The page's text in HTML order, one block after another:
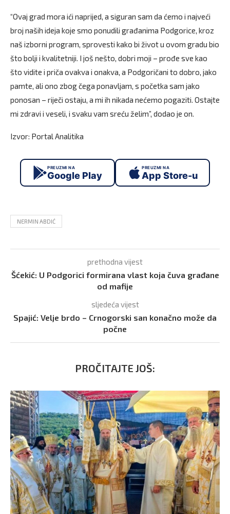
“Ovaj grad mora ići naprijed, a siguran sam da ćemo i najveći
broj naših ideja koje smo ponudili građanima Podgorice, kroz
naš izborni program, sprovesti kako bi život u ovom gradu bio
što bolji i kvalitetniji. I još nešto, dobri moji – prođe sve kao
što vidite i priča ovakva i onakva, a Podgoričani to dobro, jako
pamte, ali ono zbog čega ponavljam, s početka sam jako
ponosan – riječi ostaju, a mi ih nikada nećemo pogaziti. Ostajte
mi zdravi i veseli, i svaku vam sreću želim”, dodao je on.
Izvor: Portal Analitika
PREUZMI NA
Google Play
PREUZMI NA
App Store-u
NERMIN ABDIĆ
prethodna vijest
Šćekić: U Podgorici formirana vlast koja čuva građane
od mafije
sljedeća vijest
Spajić: Velje brdo – Crnogorski san konačno može da
počne
PROČITAJTE JOŠ: